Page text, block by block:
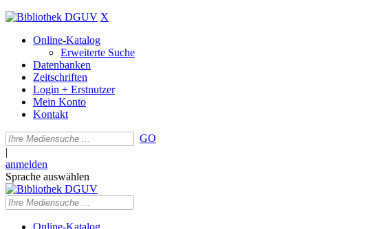
X
Online-Katalog
Erweiterte Suche
Datenbanken
Zeitschriften
Login + Erstnutzer
Mein Konto
Kontakt
GO
|
anmelden
Sprache auswählen
Online-Katalog